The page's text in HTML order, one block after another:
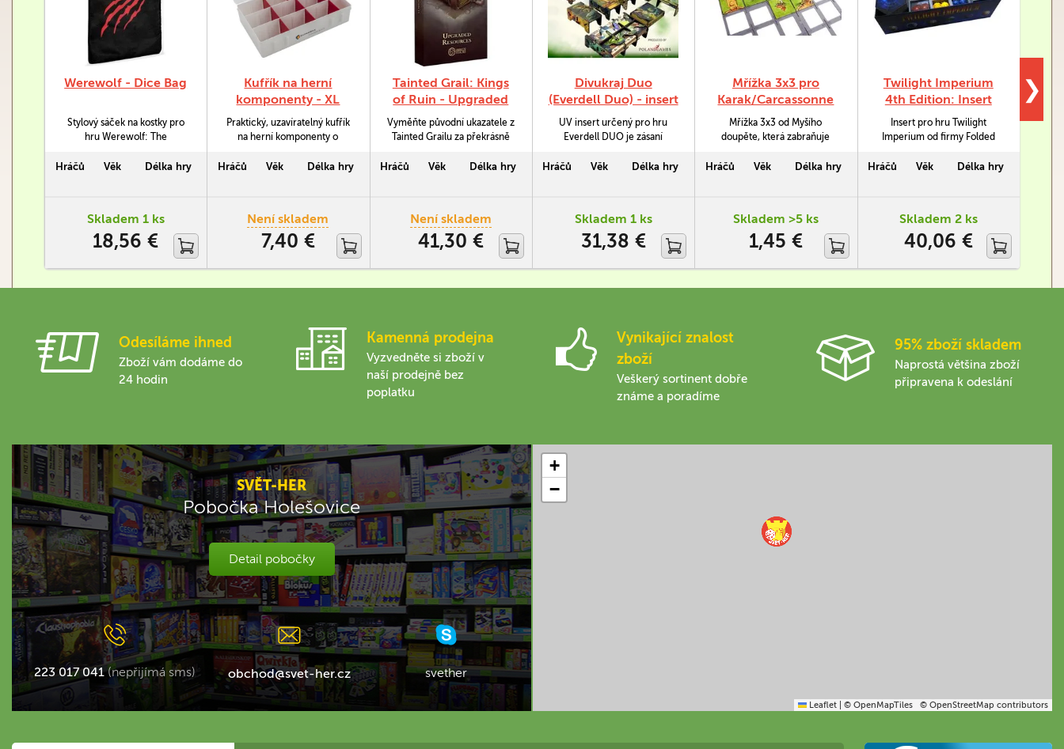
Werewolf - Dice Bag
Stylový sáček na kostky pro
hru Werewolf: The
stahovací šňůrku a vnitřní
Hráčů Věk Délka hry
Skladem 1 ks
18,56 €
Kufřík na herní
komponenty - XL
Praktický, uzavíratelný kufřík
na herní komponenty o
mm.
Hráčů Věk Délka hry
Není skladem
7,40 €
Tainted Grail: Kings
of Ruin - Upgraded
Resources
Vyměňte původní ukazatele z
Tainted Grailu za překrásně
plastové. Ty jsou určeny jak
Hráčů Věk Délka hry
Není skladem
41,30 €
Divukraj Duo
(Everdell Duo) - insert
UV (e-raptor)
UV insert určený pro hru
Everdell DUO je zásaní
pomůže zorganizovat si
Hráčů Věk Délka hry
Skladem 1 ks
31,38 €
Mřížka 3x3 pro
Karak/Carcassonne
Mřížka 3x3 od Myšího
doupěte, která zabraňuje
po stole. Tuto vychytávku
Hráčů Věk Délka hry
Skladem >5 ks
1,45 €
Twilight Imperium
4th Edition: Insert
Insert pro hru Twilight
Imperium od firmy Folded
skladování jednotlivých
urychluje to i samotný set up
hry.
Hráčů Věk Délka hry
Skladem 2 ks
40,06 €
❯
Odesíláme ihned
Zboží vám dodáme do
24 hodin
Kamenná prodejna
Vyzvedněte si zboží v
naší prodejně bez
poplatku
Vynikající znalost
zboží
Veškerý sortinent dobře
známe a poradíme
95% zboží skladem
Naprostá většina zboží
připravena k odeslání
SVĚT-HER
Pobočka Holešovice
Detail pobočky
223 017 041 (nepřijímá sms) obchod@svet-her.cz svether
+
−
Leaflet © OpenMapTiles © OpenStreetMap contributors